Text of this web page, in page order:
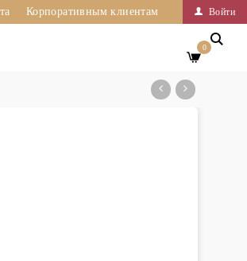
Войти
Корпоративным клиентам
0